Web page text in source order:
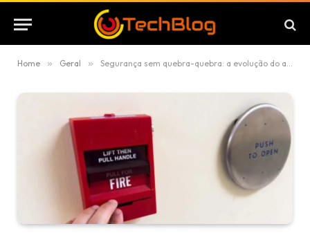
Home » Geral » Segurança sem quebra-quebra: a evolução do alarme de incêndio wireless para empresas e condomínios